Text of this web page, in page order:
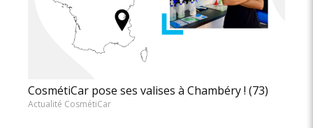
CosmétiCar pose ses valises à Chambéry ! (73)
Actualité CosmétiCar